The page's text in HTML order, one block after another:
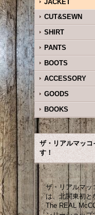
JACKET
CUT&SEWN
SHIRT
PANTS
BOOTS
ACCESSORY
GOODS
BOOKS
ザ・リアルマッコ
す！
ザ・リアルマッ
は、北関東初と
The REAL